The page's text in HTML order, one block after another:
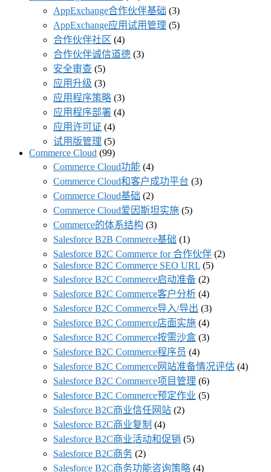
AppExchange合作伙伴基础 (3)
AppExchange应用试用管理 (5)
合作伙伴社区 (4)
合作伙伴诚信道德 (3)
安全审查 (5)
应用升级 (3)
应用程序策略 (3)
应用程序部署 (4)
应用许可证 (4)
试用版管理 (5)
Commerce Cloud (99)
Commerce Cloud功能 (4)
Commerce Cloud和客户成功平台 (3)
Commerce Cloud基础 (2)
Commerce Cloud爱因斯坦实施 (5)
Commerce的体系结构 (3)
Salesforce B2B Commerce基础 (1)
Salesforce B2C Commerce for 合作伙伴 (2)
Salesforce B2C Commerce SEO URL (5)
Salesforce B2C Commerce启动准备 (2)
Salesforce B2C Commerce客户分析 (4)
Salesforce B2C Commerce导入/导出 (3)
Salesforce B2C Commerce店面实施 (4)
Salesforce B2C Commerce按需沙盒 (3)
Salesforce B2C Commerce程序员 (4)
Salesforce B2C Commerce网站准备情况评估 (4)
Salesforce B2C Commerce项目管理 (6)
Salesforce B2C Commerce预定作业 (5)
Salesforce B2C商业信任网站 (2)
Salesforce B2C商业复制 (4)
Salesforce B2C商业活动和促销 (5)
Salesforce B2C商务 (2)
Salesforce B2C商务功能咨询策略 (4)